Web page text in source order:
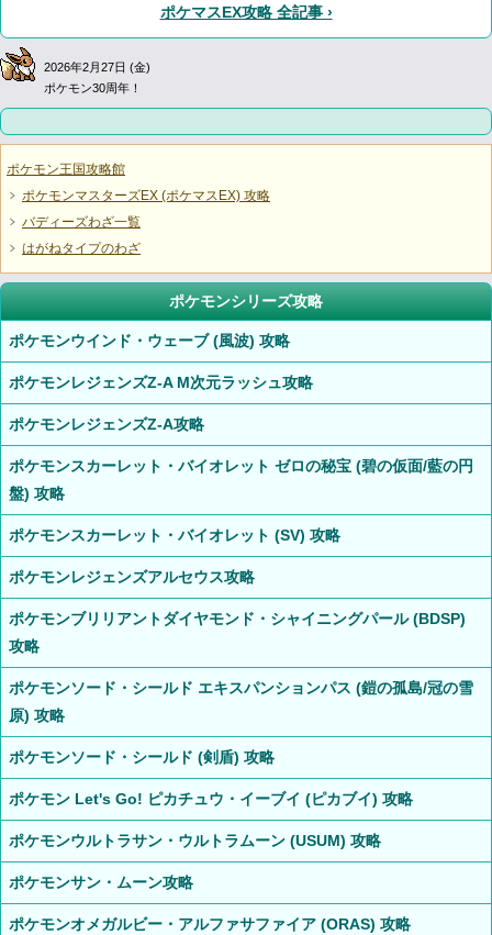
ポケマスEX攻略 全記事 ›
2026年2月27日 (金)
ポケモン30周年！
ポケモン王国攻略館
ポケモンマスターズEX (ポケマスEX) 攻略
バディーズわざ一覧
はがねタイプのわざ
ポケモンシリーズ攻略
ポケモンウインド・ウェーブ (風波) 攻略
ポケモンレジェンズZ-A M次元ラッシュ攻略
ポケモンレジェンズZ-A攻略
ポケモンスカーレット・バイオレット ゼロの秘宝 (碧の仮面/藍の円
盤) 攻略
ポケモンスカーレット・バイオレット (SV) 攻略
ポケモンレジェンズアルセウス攻略
ポケモンブリリアントダイヤモンド・シャイニングパール (BDSP)
攻略
ポケモンソード・シールド エキスパンションパス (鎧の孤島/冠の雪
原) 攻略
ポケモンソード・シールド (剣盾) 攻略
ポケモン Let's Go! ピカチュウ・イーブイ (ピカブイ) 攻略
ポケモンウルトラサン・ウルトラムーン (USUM) 攻略
ポケモンサン・ムーン攻略
ポケモンオメガルビー・アルファサファイア (ORAS) 攻略